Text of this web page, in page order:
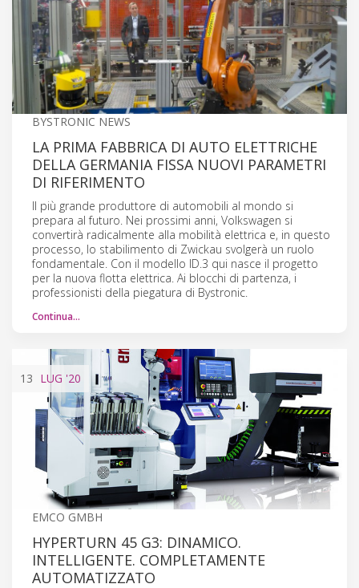
BYSTRONIC NEWS
LA PRIMA FABBRICA DI AUTO ELETTRICHE
DELLA GERMANIA FISSA NUOVI PARAMETRI
DI RIFERIMENTO
Il più grande produttore di automobili al mondo si
prepara al futuro. Nei prossimi anni, Volkswagen si
convertirà radicalmente alla mobilità elettrica e, in questo
processo, lo stabilimento di Zwickau svolgerà un ruolo
fondamentale. Con il modello ID.3 qui nasce il progetto
per la nuova flotta elettrica. Ai blocchi di partenza, i
professionisti della piegatura di Bystronic.
Continua…
13 LUG '20
EMCO GMBH
HYPERTURN 45 G3: DINAMICO.
INTELLIGENTE. COMPLETAMENTE
AUTOMATIZZATO